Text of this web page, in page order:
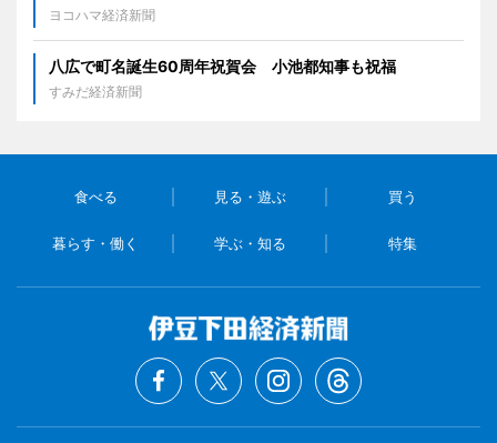
ヨコハマ経済新聞
八広で町名誕生60周年祝賀会 小池都知事も祝福
すみだ経済新聞
食べる 見る・遊ぶ 買う
暮らす・働く 学ぶ・知る 特集